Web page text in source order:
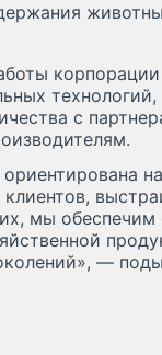
с
мы обеспечим
—